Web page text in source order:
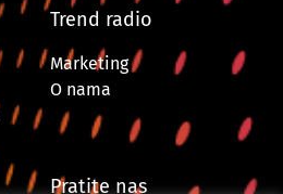
Trend radio
Marketing
O nama
Pratite nas